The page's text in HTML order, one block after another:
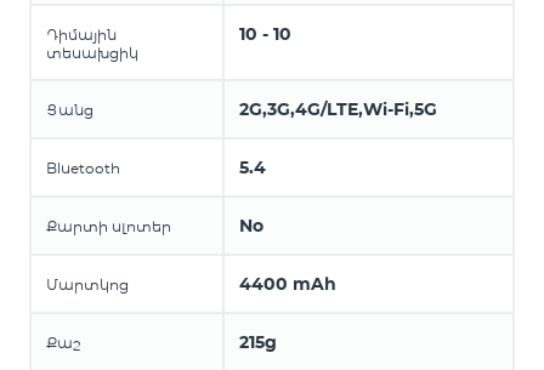
Դիմային
տեսախցիկ
10 - 10
Ցանց 2G,3G,4G/LTE,Wi-Fi,5G
Bluetooth 5.4
Քարտի սլոտեր No
Մարտկոց 4400 mAh
Քաշ 215g